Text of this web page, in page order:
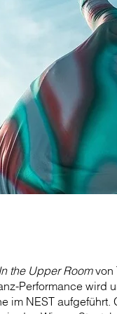
the Upper Roomvon
Performance wird
im NEST